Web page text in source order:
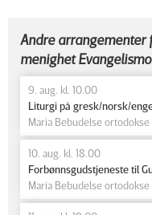
Andre arrangementer
menighet
9. aug. kl. 10.00
Liturgi på gresk/norsk/
Maria Bebudelse
10. aug. kl. 18.00
Forbønnsgudstjeneste til
Maria Bebudelse